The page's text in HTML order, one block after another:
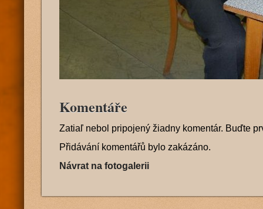
Komentáře
Zatiaľ nebol pripojený žiadny komentár. Buďte
Přidávání komentářů bylo zakázáno.
Návrat na fotogalerii